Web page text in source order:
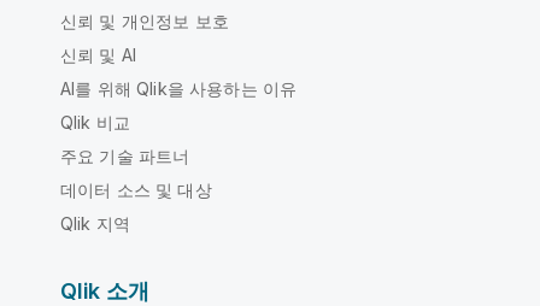
신뢰 및 개인정보 보호
신뢰 및 AI
AI를 위해 Qlik을 사용하는 이유
Qlik 비교
주요 기술 파트너
데이터 소스 및 대상
Qlik 지역
Qlik 소개